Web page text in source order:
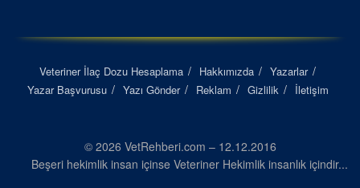
Veteriner İlaç Dozu Hesaplama Hakkımızda
Yazarlar
Yazar Başvurusu
Yazı Gönder Reklam Gizlilik İletişim
© 2026 VetRehberi.com – 12.12.2016
Beşeri hekimlik insan içinse Veteriner Hekimlik insanlık içindir...